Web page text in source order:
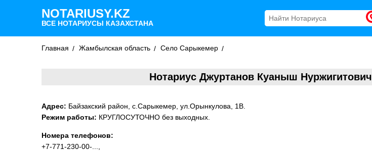
NOTARIUSY.KZ
ВСЕ НОТАРИУСЫ КАЗАХСТАНА
Главная Жамбылская область Село Сарыкемер
Нотариус Джуртанов Куаныш Нуржигитович
Адрес: Байзакский район, с.Сарыкемер, ул.Орынкулова, 1В.
Режим работы: КРУГЛОСУТОЧНО без выходных.
Номера телефонов:
+7-771-230-00-...,